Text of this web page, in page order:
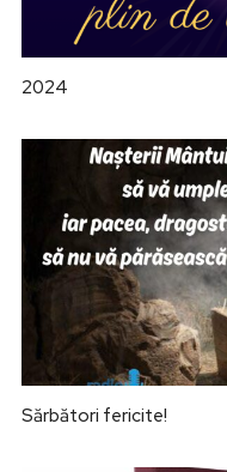
2024
Sărbători fericite!